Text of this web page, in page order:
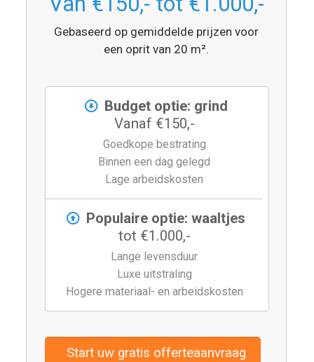
Gebaseerd op gemiddelde prijzen voor
een oprit van 20 m².
Budget optie: grind
Vanaf €150,-
Goedkope bestrating
Binnen een dag gelegd
Lage arbeidskosten
Populaire optie: waaltjes
tot €1.000,-
Lange levensduur
Luxe uitstraling
Hogere materiaal- en arbeidskosten
Start uw gratis offerteaanvraag